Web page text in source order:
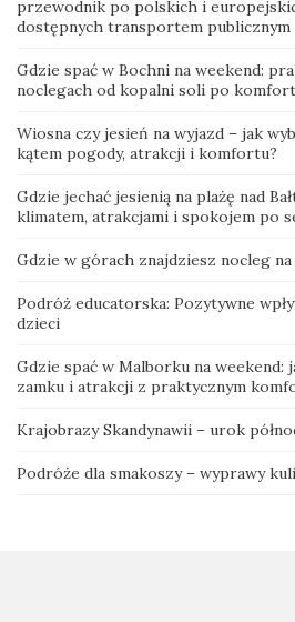
przewodnik po polskich i
dostępnych transportem publicznym
Gdzie spać w Bochni na weekend:
noclegach od kopalni soli po
Wiosna czy jesień na wyjazd – jak
kątem pogody, atrakcji i komfortu?
Gdzie jechać jesienią na plażę nad
klimatem, atrakcjami i spokojem po
Gdzie w górach znajdziesz nocleg
Podróż educatorska: Pozytywne
dzieci
Gdzie spać w Malborku na weekend:
zamku i atrakcji z praktycznym
Krajobrazy Skandynawii – urok
Podróże dla smakoszy – wyprawy